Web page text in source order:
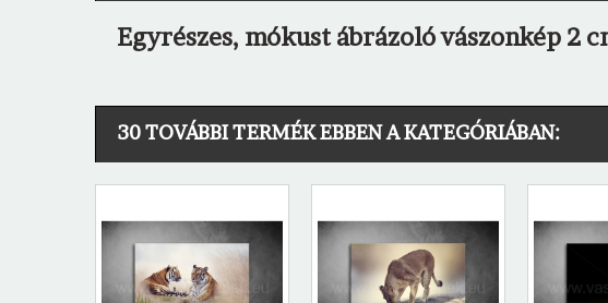
Egyrészes, mókust ábrázoló vászonkép 2
30 TOVÁBBI TERMÉK EBBEN A KATEGÓRIÁBAN: